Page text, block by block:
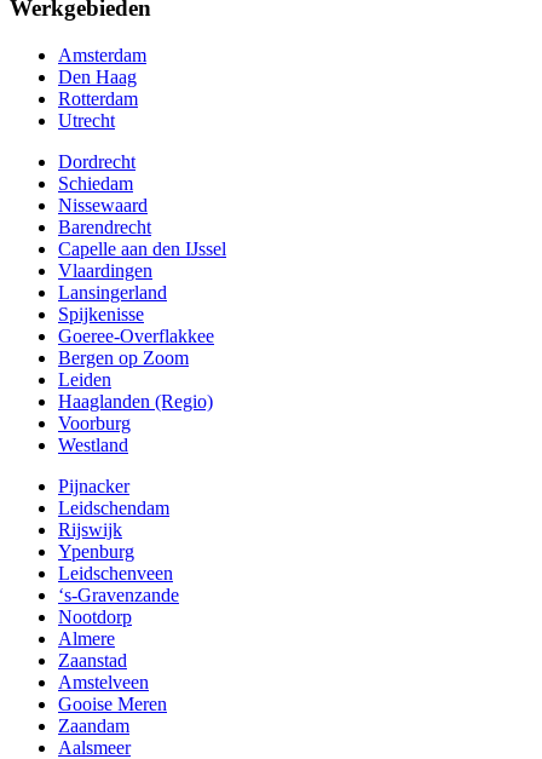
Werkgebieden
Amsterdam
Den Haag
Rotterdam
Utrecht
Dordrecht
Schiedam
Nissewaard
Barendrecht
Capelle aan den IJssel
Vlaardingen
Lansingerland
Spijkenisse
Goeree-Overflakkee
Bergen op Zoom
Leiden
Haaglanden (Regio)
Voorburg
Westland
Pijnacker
Leidschendam
Rijswijk
Ypenburg
Leidschenveen
‘s-Gravenzande
Nootdorp
Almere
Zaanstad
Amstelveen
Gooise Meren
Zaandam
Aalsmeer